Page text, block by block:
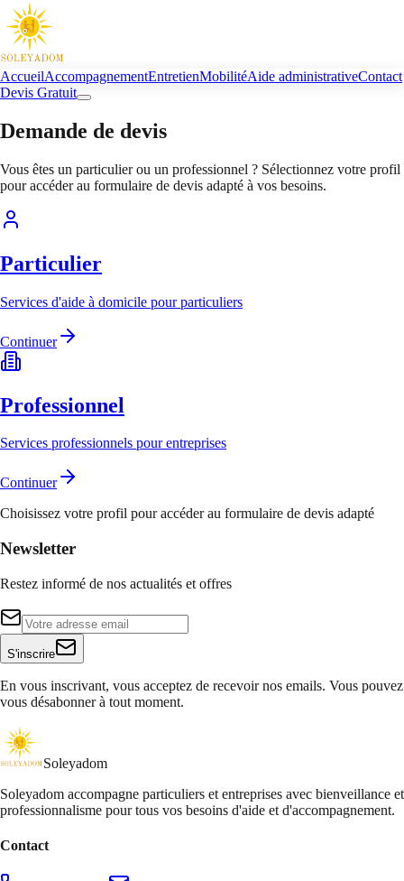
AccueilAccompagnementEntretienMobilitéAide administrativeContact
Devis Gratuit
Demande de devis
Vous êtes un particulier ou un professionnel ? Sélectionnez votre profil
pour accéder au formulaire de devis adapté à vos besoins.
Particulier
Services d'aide à domicile pour particuliers
Continuer
Professionnel
Services professionnels pour entreprises
Continuer
Choisissez votre profil pour accéder au formulaire de devis adapté
Newsletter
Restez informé de nos actualités et offres
S'inscrire
En vous inscrivant, vous acceptez de recevoir nos emails. Vous pouvez
vous désabonner à tout moment.
Soleyadom
Soleyadom accompagne particuliers et entreprises avec bienveillance et
professionnalisme pour tous vos besoins d'aide et d'accompagnement.
Contact